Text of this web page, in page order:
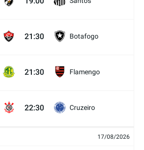
21:30 Botafogo
21:30 Flamengo
22:30 Cruzeiro
17/08/2026